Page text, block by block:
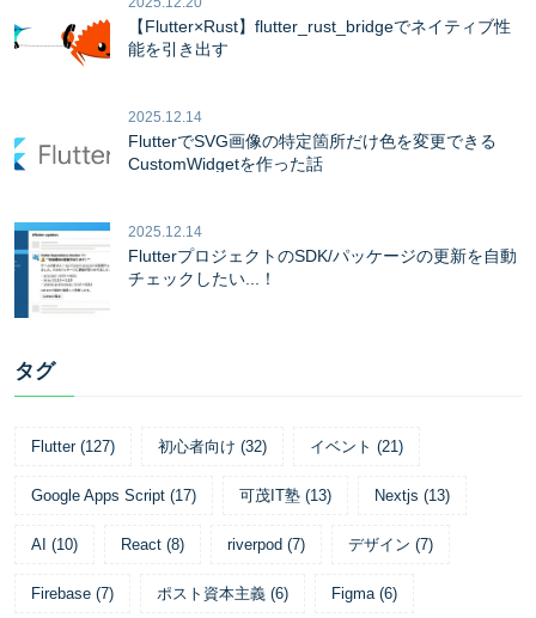
【Flutter×Rust】flutter_rust_bridgeでネイティブ性
能を引き出す
2025.12.14
FlutterでSVG画像の特定箇所だけ色を変更できる
CustomWidgetを作った話
2025.12.14
FlutterプロジェクトのSDK/パッケージの更新を自動
チェックしたい...！
タグ
Flutter (127) 初心者向け (32) イベント (21)
Google Apps Script (17) 可茂IT塾 (13) Nextjs (13)
AI (10) React (8) riverpod (7) デザイン (7)
Firebase (7) ポスト資本主義 (6) Figma (6)